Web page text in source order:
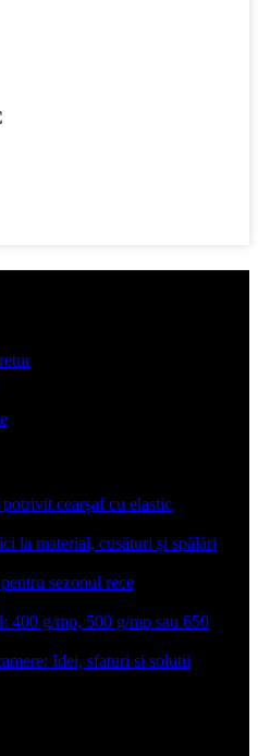
cearșaf cu elastic
la material, cusături și spălări
sezonul rece
400 g/mp, 500 g/mp sau 650
Idei, sfaturi si solutii